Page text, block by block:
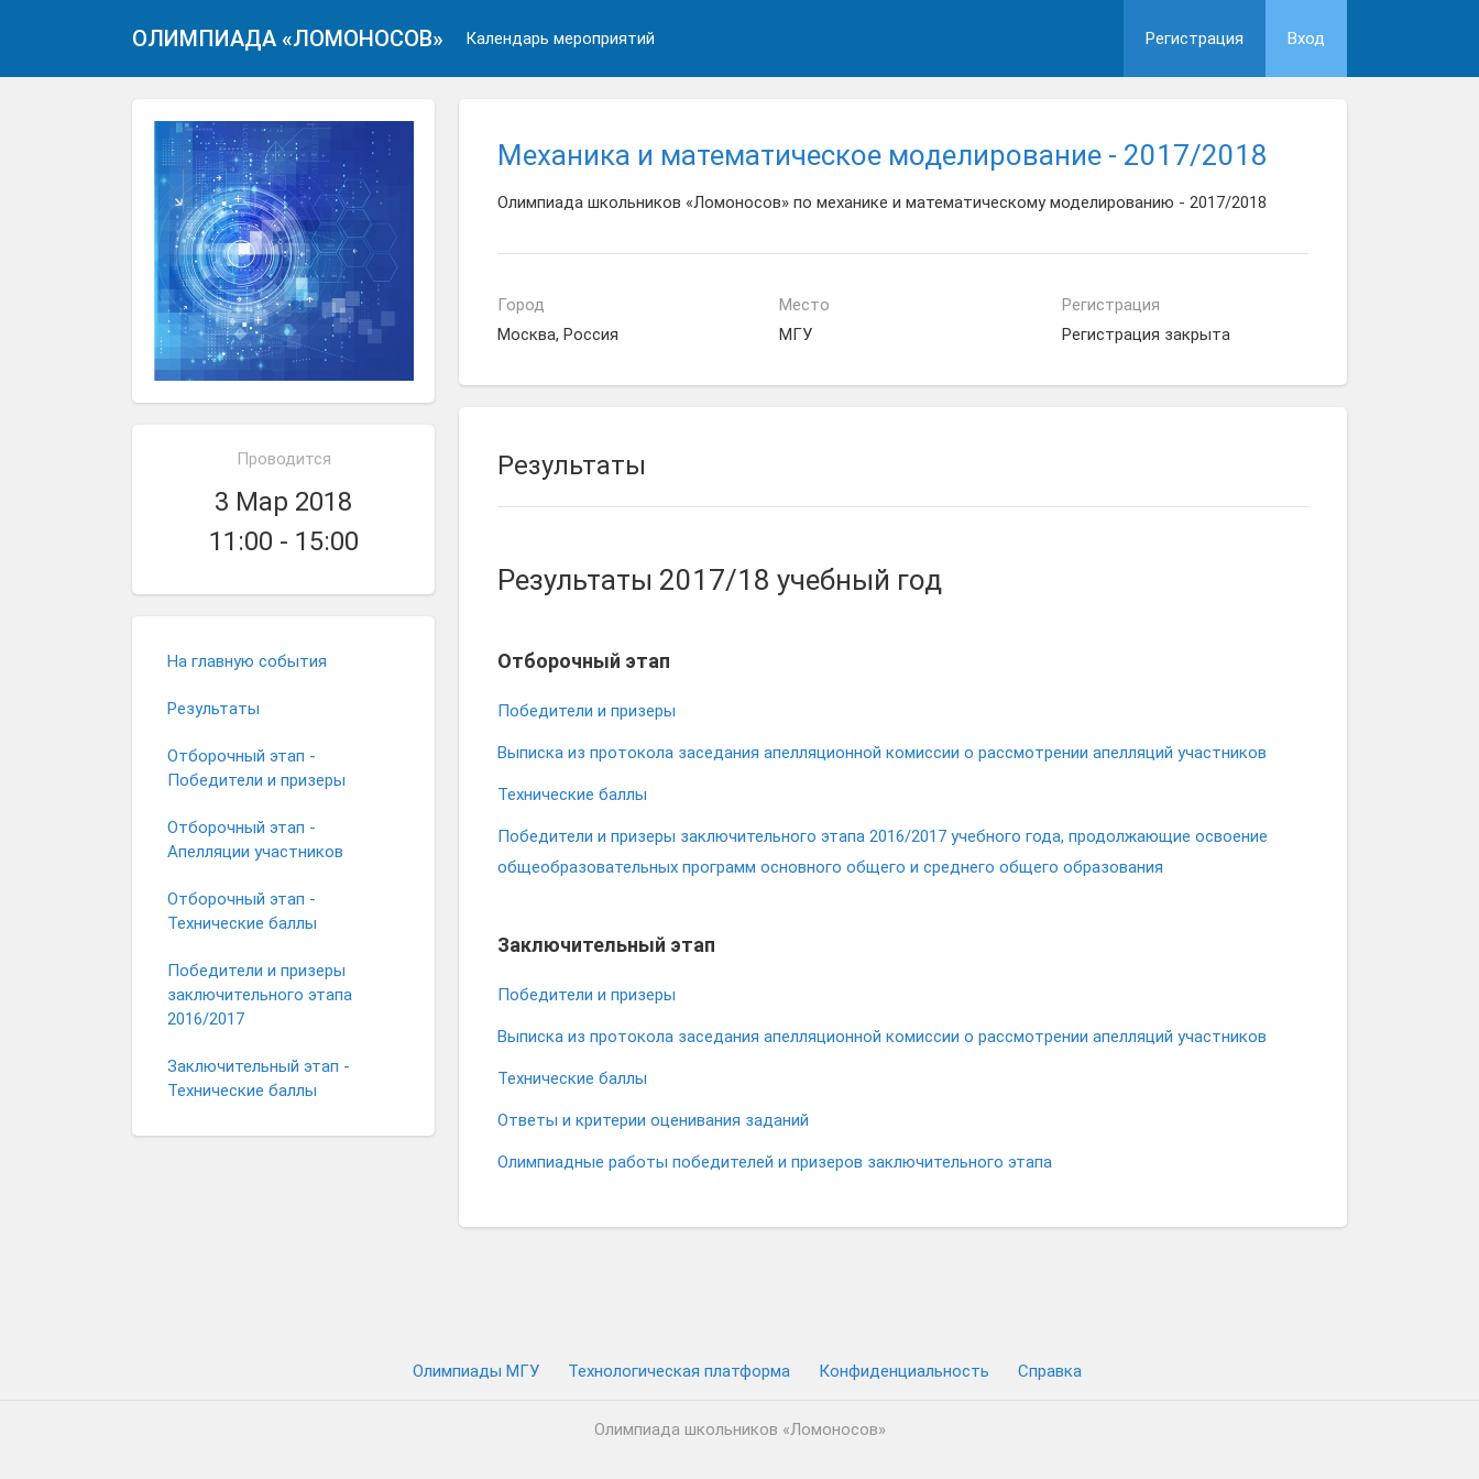
ОЛИМПИАДА «ЛОМОНОСОВ» Календарь мероприятий Регистрация Вход
Проводится
3 Мар 2018
11:00 - 15:00
На главную события
Результаты
Отборочный этап -
Победители и призеры
Отборочный этап -
Апелляции участников
Отборочный этап -
Технические баллы
Победители и призеры
заключительного этапа
2016/2017
Заключительный этап -
Технические баллы
Механика и математическое моделирование - 2017/2018
Олимпиада школьников «Ломоносов» по механике и математическому моделированию - 2017/2018
Город
Москва, Россия
Место
МГУ
Регистрация
Регистрация закрыта
Результаты
Результаты 2017/18 учебный год
Отборочный этап
Победители и призеры
Выписка из протокола заседания апелляционной комиссии о рассмотрении апелляций участников
Технические баллы
Победители и призеры заключительного этапа 2016/2017 учебного года, продолжающие освоение
общеобразовательных программ основного общего и среднего общего образования
Заключительный этап
Победители и призеры
Выписка из протокола заседания апелляционной комиссии о рассмотрении апелляций участников
Технические баллы
Ответы и критерии оценивания заданий
Олимпиадные работы победителей и призеров заключительного этапа
Олимпиады МГУ Технологическая платформа Конфиденциальность Cправка
Олимпиада школьников «Ломоносов»